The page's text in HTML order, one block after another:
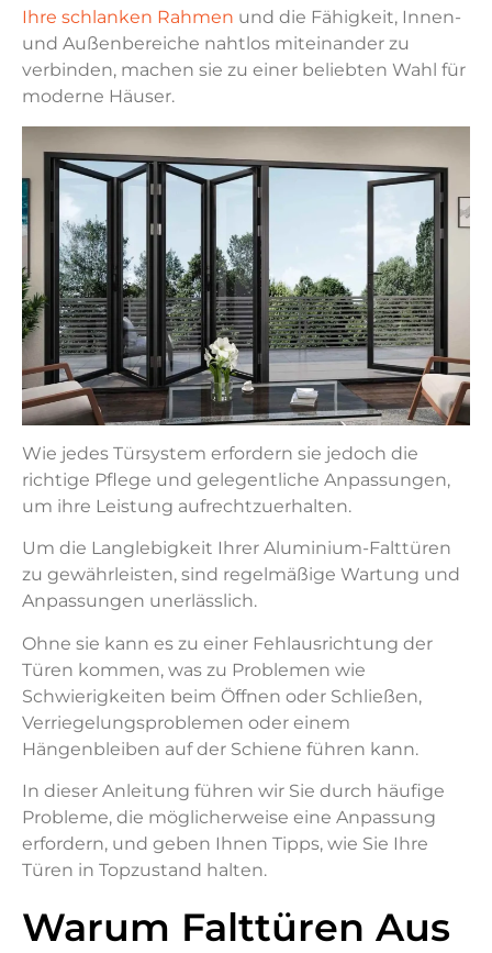
Ihre schlanken Rahmen und die Fähigkeit, Innen-
und Außenbereiche nahtlos miteinander zu
verbinden, machen sie zu einer beliebten Wahl für
moderne Häuser.
Wie jedes Türsystem erfordern sie jedoch die
richtige Pflege und gelegentliche Anpassungen,
um ihre Leistung aufrechtzuerhalten.
Um die Langlebigkeit Ihrer Aluminium-Falttüren
zu gewährleisten, sind regelmäßige Wartung und
Anpassungen unerlässlich.
Ohne sie kann es zu einer Fehlausrichtung der
Türen kommen, was zu Problemen wie
Schwierigkeiten beim Öffnen oder Schließen,
Verriegelungsproblemen oder einem
Hängenbleiben auf der Schiene führen kann.
In dieser Anleitung führen wir Sie durch häufige
Probleme, die möglicherweise eine Anpassung
erfordern, und geben Ihnen Tipps, wie Sie Ihre
Türen in Topzustand halten.
Warum Falttüren Aus